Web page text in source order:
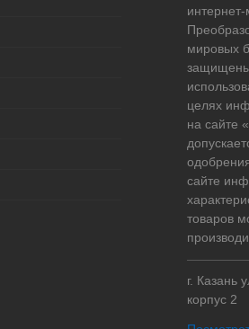
интернет-
мировых
целях
на сайте
сайте
товаров
г. Казань
корпус 2